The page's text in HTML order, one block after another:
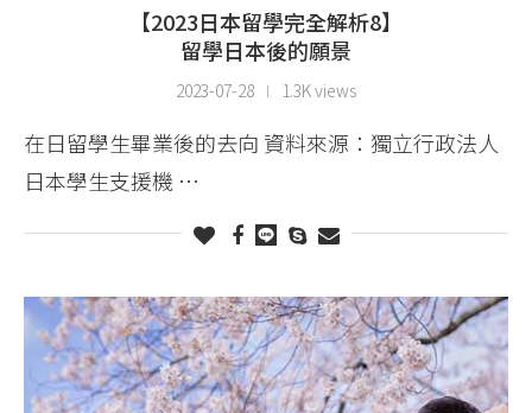
【2023日本留學完全解析8】
留學日本後的願景
2023-07-28 1.3K views
在日留學生畢業後的去向 資料來源：獨立行政法人
日本學生支援機 …